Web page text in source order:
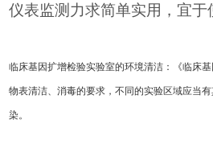
仪表监测力求简单实用，宜于
临床基因扩增检验实验室的环境清洁：《临床
物表清洁、消毒的要求，不同的实验区域应当
染。